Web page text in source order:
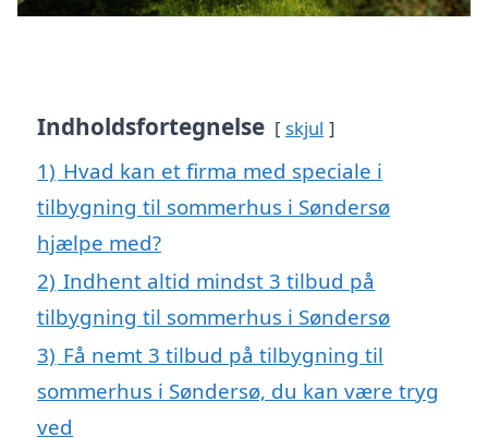
Indholdsfortegnelse skjul
1) Hvad kan et firma med speciale i
tilbygning til sommerhus i Søndersø
hjælpe med?
2) Indhent altid mindst 3 tilbud på
tilbygning til sommerhus i Søndersø
3) Få nemt 3 tilbud på tilbygning til
sommerhus i Søndersø, du kan være tryg
ved